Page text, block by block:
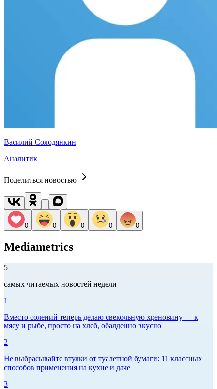
Василий Солодянкин
Аналитик
Поделиться новостью
0 0 0 0 0
Mediametrics
5
самых читаемых новостей недели
1
Вместо солений теперь делаю свекольную хреновину — к
мясу и рыбе, просто на хлеб, обалденно вкусно
2
Не выбрасывайте втулки от туалетной бумаги: 11 классных
способов применения на кухне и даче
3